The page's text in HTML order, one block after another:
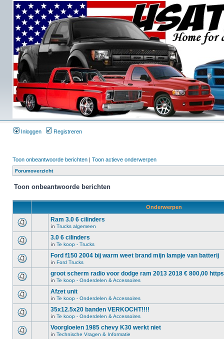
Inloggen Registreren
Toon onbeantwoorde berichten | Toon actieve onderwerpen
Forumoverzicht
Toon onbeantwoorde berichten
Onderwerpen
Ram 3.0 6 cilinders
in Trucks algemeen
3.0 6 cilinders
in Te koop - Trucks
Ford f150 2004 bij warm weet brand mijn lampje van batterij
in Ford Trucks
groot scherm radio voor dodge ram 2013 2018 € 800,00
in Te koop - Onderdelen & Accessoires
Afzet unit
in Te koop - Onderdelen & Accessoires
35x12.5x20 banden VERKOCHT!!!!
in Te koop - Onderdelen & Accessoires
Voorgloeien 1985 chevy K30 werkt niet
in Technische Vragen & Informatie